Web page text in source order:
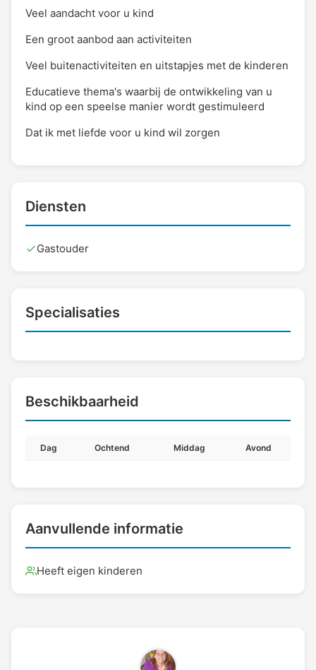
Veel aandacht voor u kind
Een groot aanbod aan activiteiten
Veel buitenactiviteiten en uitstapjes met de kinderen
Educatieve thema's waarbij de ontwikkeling van u
kind op een speelse manier wordt gestimuleerd
Dat ik met liefde voor u kind wil zorgen
Diensten
Gastouder
Specialisaties
Beschikbaarheid
Dag Ochtend Middag Avond
Aanvullende informatie
Heeft eigen kinderen